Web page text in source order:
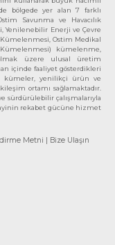
bölgede yer alan 7 farklı
Savunma ve Havacılık
Yenilenebilir Enerji ve Çevre
Ostim Medikal
kümelenme,
üzere ulusal üretim
içinde faaliyet gösterdikleri
kümeler, yenilikçi ürün ve
ortamı sağlamaktadır.
çalışmalarıyla
rekabet gücüne hizmet
Metni | Bize Ulaşın